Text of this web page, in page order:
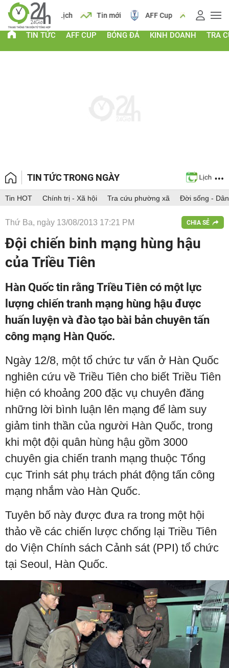
Lịch Tin mới AFF Cup Giá vàng
TIN TỨC AFF CUP BÓNG ĐÁ KINH DOANH TRA
TIN TỨC TRONG NGÀY
Tin HOT Chính trị - Xã hội Tra cứu phường xã Đời sống -
Thứ Ba, ngày 13/08/2013 17:21 PM CHIA SẺ
Đội chiến binh mạng hùng hậu
của Triều Tiên
Hàn Quốc tin rằng Triều Tiên có một lực
lượng chiến tranh mạng hùng hậu được
huấn luyện và đào tạo bài bản chuyên tấn
công mạng Hàn Quốc.
Ngày 12/8, một tổ chức tư vấn ở Hàn Quốc
nghiên cứu về Triều Tiên cho biết Triều Tiên
hiện có khoảng 200 đặc vụ chuyên đăng
những lời bình luận lên mạng để làm suy
giảm tinh thần của người Hàn Quốc, trong
khi một đội quân hùng hậu gồm 3000
chuyên gia chiến tranh mạng thuộc Tổng
cục Trinh sát phụ trách phát động tấn công
mạng nhắm vào Hàn Quốc.
Tuyên bố này được đưa ra trong một hội
thảo về các chiến lược chống lại Triều Tiên
do Viện Chính sách Cảnh sát (PPI) tổ chức
tại Seoul, Hàn Quốc.